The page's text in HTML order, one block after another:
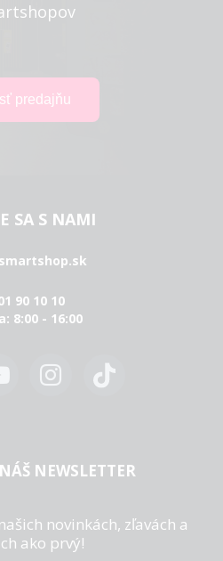
SA S NAMI
90 10 10
8:00 - 16:00
NEWSLETTER
novinkách, zľavách a
ako prvý!